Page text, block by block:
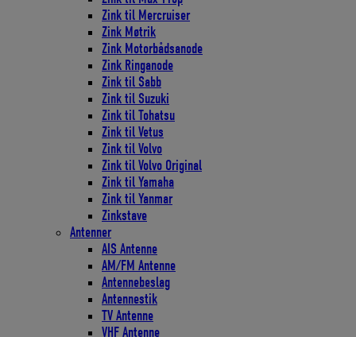
Zink til Mercruiser
Zink Møtrik
Zink Motorbådsanode
Zink Ringanode
Zink til Sabb
Zink til Suzuki
Zink til Tohatsu
Zink til Vetus
Zink til Volvo
Zink til Volvo Original
Zink til Yamaha
Zink til Yanmar
Zinkstave
Antenner
AIS Antenne
AM/FM Antenne
Antennebeslag
Antennestik
TV Antenne
VHF Antenne